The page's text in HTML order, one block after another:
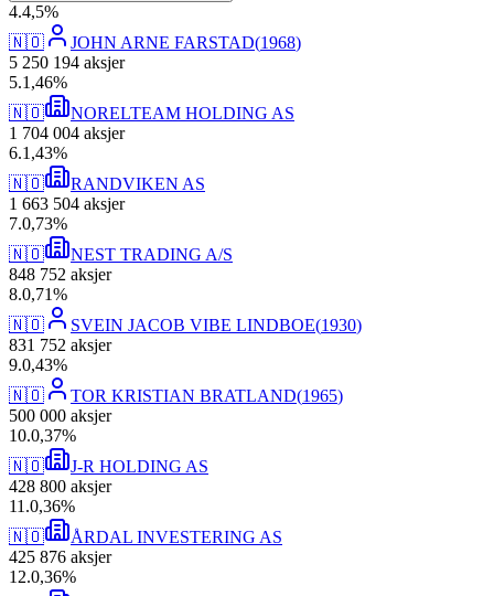
4.4,5%
🇳🇴
JOHN ARNE FARSTAD(1968)
5 250 194 aksjer
5.1,46%
🇳🇴
NORELTEAM HOLDING AS
1 704 004 aksjer
6.1,43%
🇳🇴
RANDVIKEN AS
1 663 504 aksjer
7.0,73%
🇳🇴
NEST TRADING A/S
848 752 aksjer
8.0,71%
🇳🇴
SVEIN JACOB VIBE LINDBOE(1930)
831 752 aksjer
9.0,43%
🇳🇴
TOR KRISTIAN BRATLAND(1965)
500 000 aksjer
10.0,37%
🇳🇴
J-R HOLDING AS
428 800 aksjer
11 .0,36%
🇳🇴
ÅRDAL INVESTERING AS
425 876 aksjer
12.0,36%